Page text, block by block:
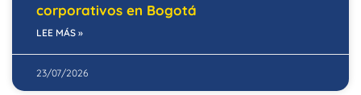
corporativos en Bogotá
LEE MÁS »
23/07/2026